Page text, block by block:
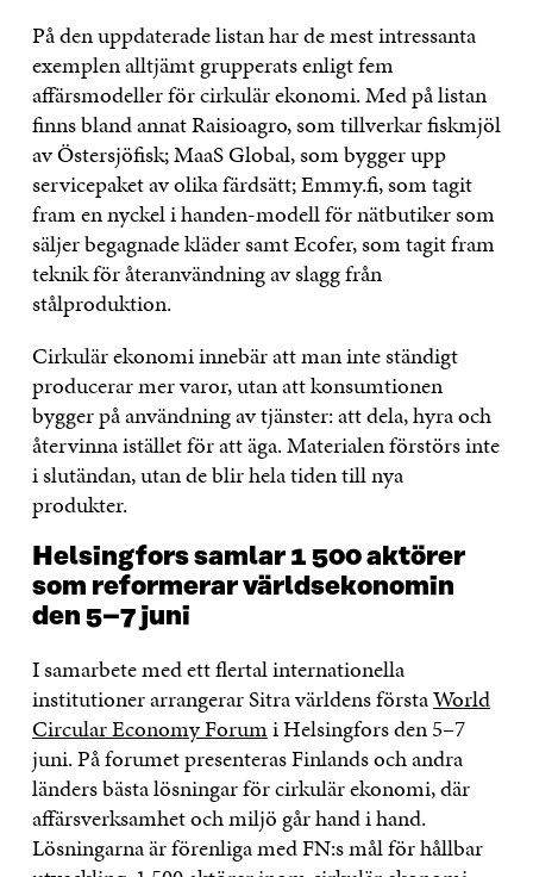
På den uppdaterade listan har de mest intressanta
exemplen alltjämt grupperats enligt fem
affärsmodeller för cirkulär ekonomi. Med på listan
finns bland annat Raisioagro, som tillverkar fiskmjöl
av Östersjöfisk; MaaS Global, som bygger upp
servicepaket av olika färdsätt; Emmy.fi, som tagit
fram en nyckel i handen-modell för nätbutiker som
säljer begagnade kläder samt Ecofer, som tagit fram
teknik för återanvändning av slagg från
stålproduktion.
Cirkulär ekonomi innebär att man inte ständigt
producerar mer varor, utan att konsumtionen
bygger på användning av tjänster: att dela, hyra och
återvinna istället för att äga. Materialen förstörs inte
i slutändan, utan de blir hela tiden till nya
produkter.
Helsingfors samlar 1 500 aktörer
som reformerar världsekonomin
den 5–7 juni
I samarbete med ett flertal internationella
institutioner arrangerar Sitra världens förstaWorld
Circular Economy Forumi Helsingfors den 5–7
juni. På forumet presenteras Finlands och andra
länders bästa lösningar för cirkulär ekonomi, där
affärsverksamhet och miljö går hand i hand.
Lösningarna är förenliga med FN:s mål för hållbar